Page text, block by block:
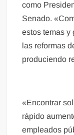
como
Senado.
estos temas y
las reformas
produciendo
«Encontrar
rápido
empleados